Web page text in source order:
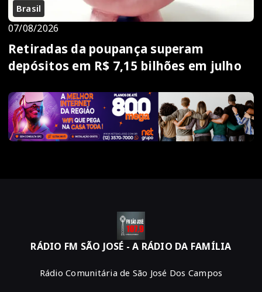
Brasil
07/08/2026
Retiradas da poupança superam
depósitos em R$ 7,15 bilhões em julho
RÁDIO FM SÃO JOSÉ - A RÁDIO DA FAMÍLIA
Rádio Comunitária de São José Dos Campos